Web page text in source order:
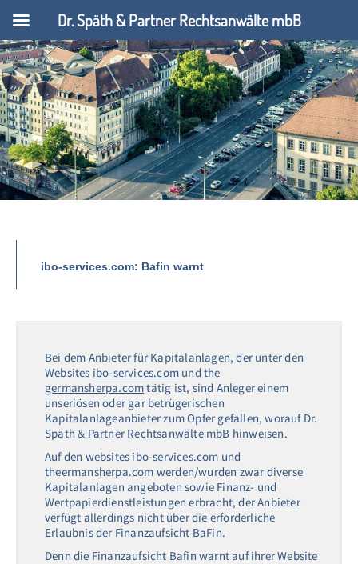
ibo-services.com: Bafin warnt
Bei dem Anbieter für Kapitalanlagen, der unter den
Websites ibo-services.com und the
germansherpa.comtätig ist, sind Anleger einem
unseriösen oder gar betrügerischen
Kapitalanlageanbieter zum Opfer gefallen, worauf Dr.
Späth & Partner Rechtsanwälte mbB hinweisen.
Auf den websites ibo-services.com und
theermansherpa.com werden/wurden zwar diverse
Kapitalanlagen angeboten sowie Finanz- und
Wertpapierdienstleistungen erbracht, der Anbieter
verfügt allerdings nicht über die erforderliche
Erlaubnis der Finanzaufsicht BaFin.
Denn die Finanzaufsicht Bafin warnt auf ihrer Website
Dr. Späth & Partner Rechtsanwälte mbB